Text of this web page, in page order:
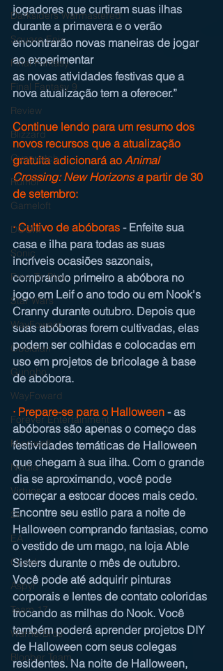
Darksiders Warmastered
Square Enix
Final Fantasy
Final Fantasy 9
Review
Blizzard
Overwatch
Rumor
Gameloft
DOOM
Sonic
Free-To-Play
Star Wars
WayFoward
Obsidian
Gungho
WayFoward
Forever Entertainment
Microsoft
Nvidia
Virtuos
2k
EA
Crytek
Aspyr
Team 17
WarnerBros
Bloober Team
jogadores que curtiram suas ilhas
durante a primavera e o verão
encontrarão novas maneiras de jogar
ao experimentar
as novas atividades festivas que a
nova atualização tem a oferecer.”
Continue lendo para um resumo dos
novos recursos que a atualização
gratuita adicionará ao Animal
Crossing: New Horizons a partir de 30
de setembro:
· Cultivo de abóboras - Enfeite sua
casa e ilha para todas as suas
incríveis ocasiões sazonais,
comprando primeiro a abóbora no
jogo em Leif o ano todo ou em Nook's
Cranny durante outubro. Depois que
suas abóboras forem cultivadas, elas
podem ser colhidas e colocadas em
uso em projetos de bricolage à base
de abóbora.
· Prepare-se para o Halloween - as
abóboras são apenas o começo das
festividades temáticas de Halloween
que chegam à sua ilha. Com o grande
dia se aproximando, você pode
começar a estocar doces mais cedo.
Encontre seu estilo para a noite de
Halloween comprando fantasias, como
o vestido de um mago, na loja Able
Sisters durante o mês de outubro.
Você pode até adquirir pinturas
corporais e lentes de contato coloridas
trocando as milhas do Nook. Você
também poderá aprender projetos DIY
de Halloween com seus colegas
residentes. Na noite de Halloween,